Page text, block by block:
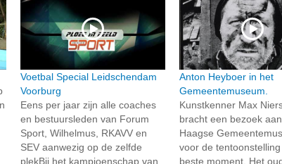
Voetbal Special Leidschendam
Voorburg
Eens per jaar zijn alle coaches
en bestuursleden van Forum
Sport, Wilhelmus, RKAVV en
SEV aanwezig op de zelfde
plekBij het kampioenschap van
Anton Heyboer in het
Gemeentemuseum.
Kunstkenner Max
bracht een bezoek
Haagse
voor de
beste moment. Het